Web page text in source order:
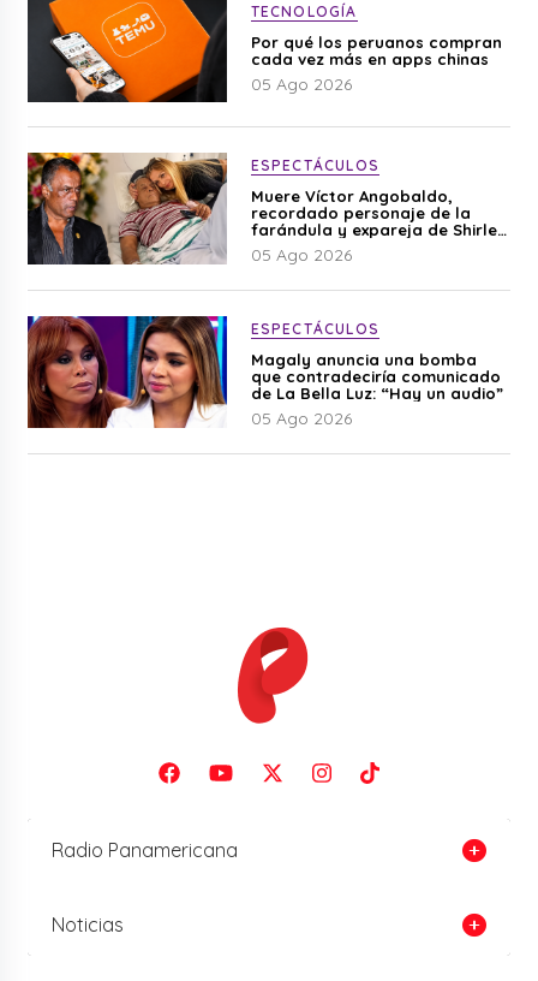
TECNOLOGÍA
Por qué los peruanos compran
cada vez más en apps chinas
05 Ago 2026
ESPECTÁCULOS
Muere Víctor Angobaldo,
recordado personaje de la
farándula y expareja de Shirley
Cherres
05 Ago 2026
ESPECTÁCULOS
Magaly anuncia una bomba
que contradeciría comunicado
de La Bella Luz: “Hay un audio”
05 Ago 2026
Radio Panamericana
Noticias